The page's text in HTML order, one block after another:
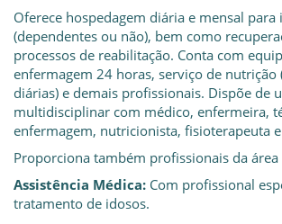
Oferece hospedagem diária e mensal para
(dependentes ou não), bem como
processos de reabilitação. Conta com
enfermagem 24 horas, serviço de nutrição
diárias) e demais profissionais. Dispõe de
multidisciplinar com médico, enfermeira,
enfermagem, nutricionista, fisioterapeuta
Proporciona também profissionais da área
Assistência Médica: Com profissional
tratamento de idosos.